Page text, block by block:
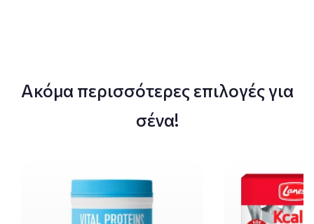
Ακόμα περισσότερες επιλογές για
σένα!